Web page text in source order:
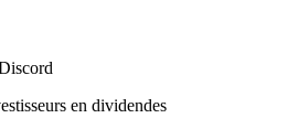
en dividendes